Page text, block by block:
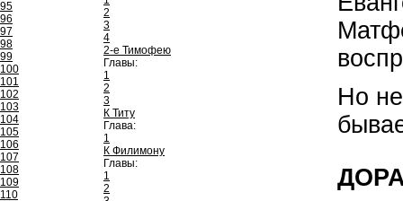
95
96
97
98
99
100
101
102
103
104
105
106
107
108
109
110
2
3
4
2-е Тимофею
Главы:
1
2
3
К Титу
Глава:
1
К Филимону
Главы:
1
2
Но